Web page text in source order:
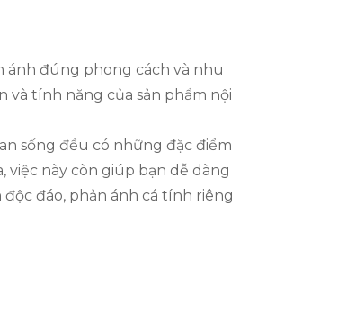
ánh đúng phong cách và nhu
và tính năng của sản phẩm nội
sống đều có những đặc điểm
việc này còn giúp bạn dễ dàng
đáo, phản ánh cá tính riêng